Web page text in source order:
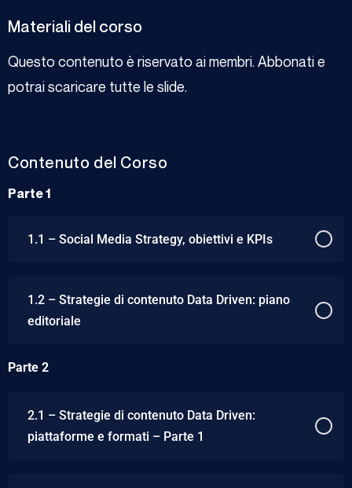
Materiali del corso
Questo contenuto è riservato ai membri. Abbonati e
potrai scaricare tutte le slide.
Contenuto del Corso
Parte 1
1.1 – Social Media Strategy, obiettivi e KPIs
1.2 – Strategie di contenuto Data Driven: piano
editoriale
Parte 2
2.1 – Strategie di contenuto Data Driven:
piattaforme e formati – Parte 1